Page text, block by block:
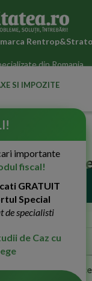
din Romania
SI IMPOZITE
31
2628
a Finantelor
importante
fiscal!
GRATUIT
Special
de specialisti
de Caz cu